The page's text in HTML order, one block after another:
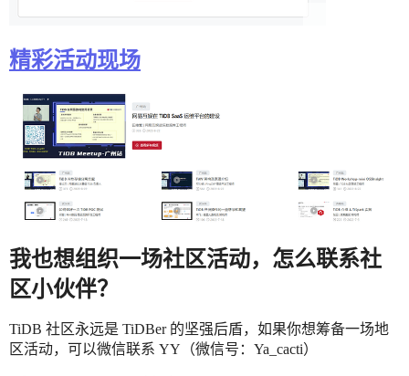
精彩活动现场
我也想组织一场社区活动，怎么联系社
区小伙伴？
TiDB 社区永远是 TiDBer 的坚强后盾，如果你想筹备一场地
区活动，可以微信联系 YY（微信号：Ya_cacti）